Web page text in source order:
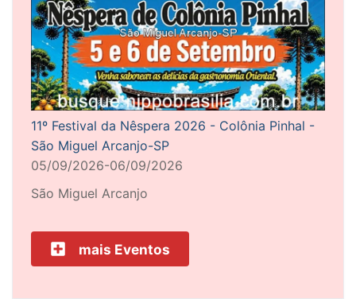
11º Festival da Nêspera 2026 - Colônia Pinhal -
São Miguel Arcanjo-SP
05/09/2026-06/09/2026
São Miguel Arcanjo
mais Eventos